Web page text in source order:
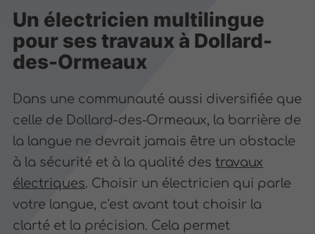
Un électricien multilingue
pour ses travaux à Dollard-
des-Ormeaux
Dans une communauté aussi diversifiée que
celle de Dollard-des-Ormeaux, la barrière de
la langue ne devrait jamais être un obstacle
à la sécurité et à la qualité des travaux
électriques. Choisir un électricien qui parle
votre langue, c'est avant tout choisir la
clarté et la précision. Cela permet